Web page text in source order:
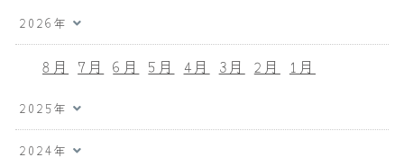
2026年
8月 7月 6月 5月 4月 3月 2月 1月
2025年
2024年